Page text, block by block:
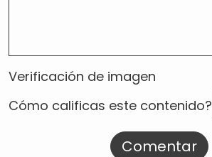
Verificación de imagen
Cómo calificas este contenido?
Comentar